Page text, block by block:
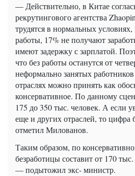
— Действительно, в Китае
рекрутингового агентства
трудятся в нормальных условиях,
работы, 17% не получают
имеют задержку с зарплатой.
что без работы останутся от
неформально занятых
отраслях можно принять как
консервативное. По данному
175 до 350 тыс. человек. А если
еще и других отраслей, то
отметил Милованов.
Таким образом, по
безработицы составит от 170
— подытожил экс- министр.